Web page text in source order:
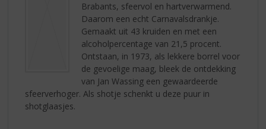
Brabants, sfeervol en hartverwarmend.
Daarom een echt Carnavalsdrankje.
Gemaakt uit 43 kruiden en met een
alcoholpercentage van 21,5 procent.
Ontstaan, in 1973, als lekkere borrel voor
de gevoelige maag, bleek de ontdekking
van Jan Wassing een gewaardeerde
sfeerverhoger. Als shotje schenkt u deze puur in
shotglaasjes.